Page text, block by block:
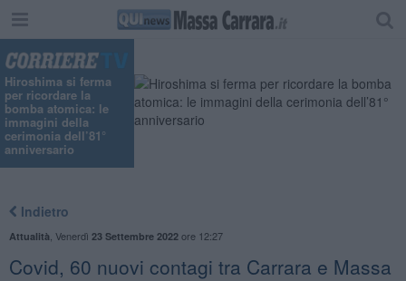
Hiroshima si ferma
per ricordare la
bomba atomica: le
immagini della
cerimonia dell’81°
anniversario
Indietro
Attualità Venerdì 23 Settembre 2022ore 12:27
Covid, 60 nuovi contagi tra Carrara e Massa